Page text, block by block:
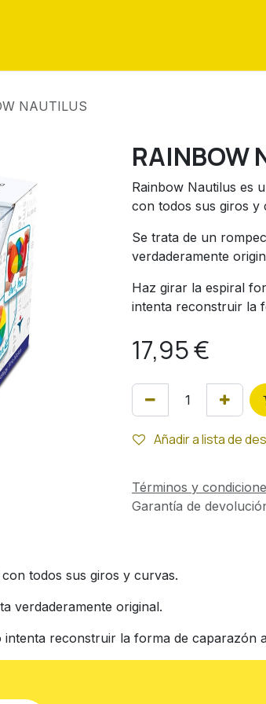
NAUTILUS
RAINBOW
Rainbow Nautilus es
con todos sus giros y
Se trata de un
verdaderamente
Haz girar la espiral
intenta reconstruir la
17,95€
Añadir a lista de
Términos y
Garantía de
todos sus giros y curvas.
verdaderamente original.
reconstruir la forma de caparazón